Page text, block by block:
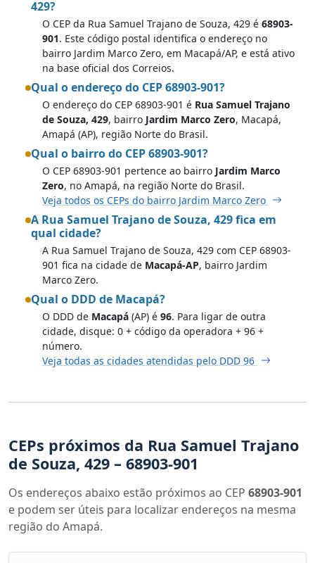
429?
O CEP da Rua Samuel Trajano de Souza, 429 é 68903-
901. Este código postal identifica o endereço no
bairro Jardim Marco Zero, em Macapá/AP, e está ativo
na base oficial dos Correios.
Qual o endereço do CEP 68903-901?
O endereço do CEP 68903-901 é Rua Samuel Trajano
de Souza, 429, bairro Jardim Marco Zero, Macapá,
Amapá (AP), região Norte do Brasil.
Qual o bairro do CEP 68903-901?
O CEP 68903-901 pertence ao bairro Jardim Marco
Zero, no Amapá, na região Norte do Brasil.
Veja todos os CEPs do bairro Jardim Marco Zero
A Rua Samuel Trajano de Souza, 429 fica em
qual cidade?
A Rua Samuel Trajano de Souza, 429 com CEP 68903-
901 fica na cidade de Macapá-AP, bairro Jardim
Marco Zero.
Qual o DDD de Macapá?
O DDD de Macapá (AP) é 96. Para ligar de outra
cidade, disque: 0 + código da operadora + 96 +
número.
Veja todas as cidades atendidas pelo DDD 96
CEPs próximos da Rua Samuel Trajano
de Souza, 429 – 68903-901
Os endereços abaixo estão próximos ao CEP 68903-901
e podem ser úteis para localizar endereços na mesma
região do Amapá.